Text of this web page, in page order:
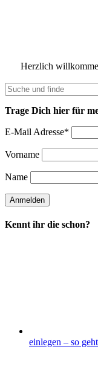
Herzlich
Trage Dich hier für
E-Mail Adresse*
Vorname
Name
Kennt ihr die schon?
einlegen – so